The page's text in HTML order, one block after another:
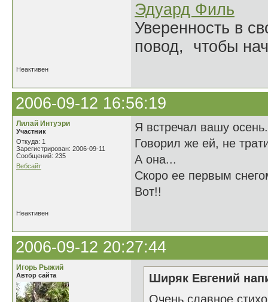
Эдуард Филь
Уверенность в
повод, чтобы
Неактивен
2006-09-12 16:56:19
Лилай Интуэри
Участник
Откуда: 1
Зарегистрирован: 2006-09-11
Сообщений: 235
Вебсайт
Я встречал вашу
Говорил же ей, не
А она...
Скоро ее первым
Вот!!
Неактивен
2006-09-12 20:27:44
Игорь Рыжий
Автор сайта
Ширяк Евгений
Очень славное